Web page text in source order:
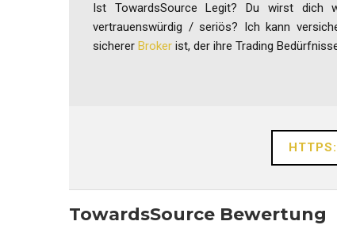
Ist TowardsSource Legit? Du wirst dich
vertrauenswürdig / seriös? Ich kann
sicherer Broker ist, der ihre Trading
TowardsSource Bewertung